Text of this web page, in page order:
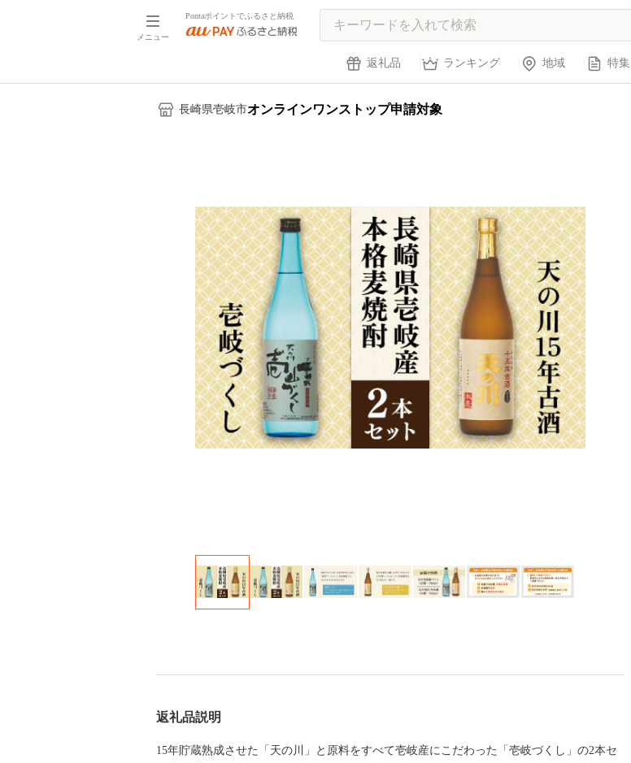
メニュー
Pontaポイントでふるさと納税
返礼品 ランキング 地域 特集
長崎県壱岐市オンラインワンストップ申請対象
返礼品説明
15年貯蔵熟成させた「天の川」と原料をすべて壱岐産にこだわった「壱岐づくし」の2本セ